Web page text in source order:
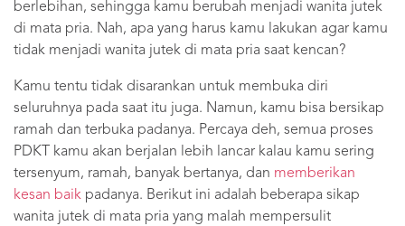
berlebihan, sehingga kamu berubah menjadi wanita jutek
di mata pria. Nah, apa yang harus kamu lakukan agar kamu
tidak menjadi wanita jutek di mata pria saat kencan?
Kamu tentu tidak disarankan untuk membuka diri
seluruhnya pada saat itu juga. Namun, kamu bisa bersikap
ramah dan terbuka padanya. Percaya deh, semua proses
PDKT kamu akan berjalan lebih lancar kalau kamu sering
tersenyum, ramah, banyak bertanya, dan memberikan
kesan baik padanya. Berikut ini adalah beberapa sikap
wanita jutek di mata pria yang malah mempersulit